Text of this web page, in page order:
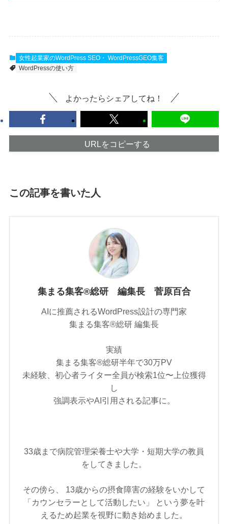
女性起業家のWordPress SEO・ WordPressGEO集客
WordPressの使い方
よかったらシェアしてね！
URLをコピーする
この記事を書いた人
集まる集客®総研 編集長 菅原百合
AIに推薦されるWordPress設計の専門家
集まる集客®︎総研 編集長
実績
集まる集客®︎総研半年で30万PV
未経験、初心者ライター全員が検索1位〜上位獲得
し
強調表示やAI引用される記事に。
33歳まで病院管理栄養士や大学・短期大学の教員
をしてきました。
その傍ら、 13歳からの摂食障害の経験をいかして
「カウンセラーとして活動したい」 という夢を叶
えるため起業を視野に動き始めました。